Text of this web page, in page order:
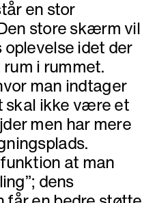
en stor
store skærm vil
idet der
i rummet.
man indtager
skal ikke være et
men har mere
at man
dens